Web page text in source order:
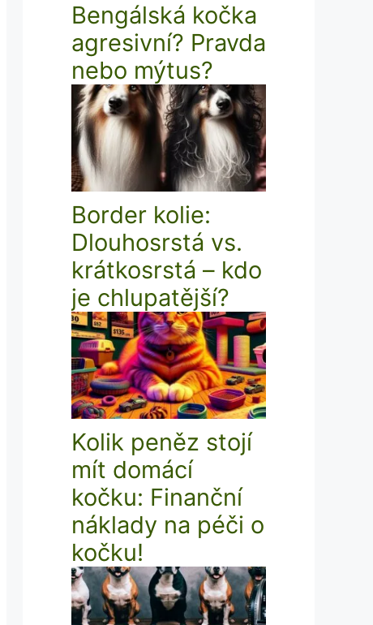
Bengálská kočka
agresivní? Pravda
nebo mýtus?
Border kolie:
Dlouhosrstá vs.
krátkosrstá – kdo
je chlupatější?
Kolik peněz stojí
mít domácí
kočku: Finanční
náklady na péči o
kočku!